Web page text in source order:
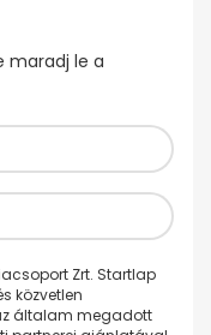
maradj le a
Zrt. Startlap
közvetlen
általam megadott